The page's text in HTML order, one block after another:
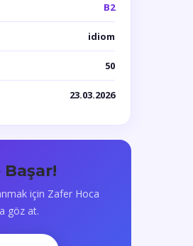
B2
idiom
50
23.03.2026
Başar!
için Zafer Hoca
göz at.